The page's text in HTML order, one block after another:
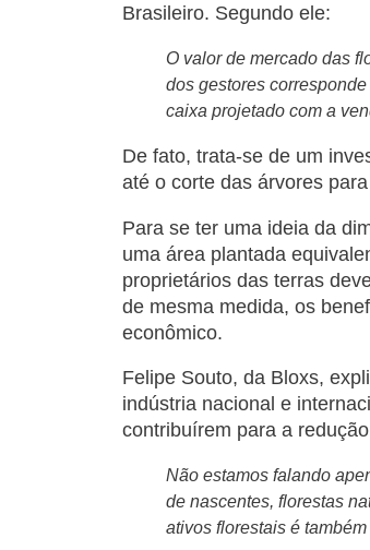
Brasileiro. Segundo ele:
O valor de mercado das
dos gestores
caixa projetado com a
De fato, trata-se de um
até o corte das árvores
Para se ter uma ideia da
uma área plantada
proprietários das terras
de mesma medida, os
econômico.
Felipe Souto, da Bloxs,
indústria nacional e
contribuírem para a
Não estamos falando
de nascentes, florestas
ativos florestais é